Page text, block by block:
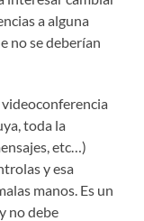
a alguna
no se deberían
toda la
etc…)
y esa
manos. Es un
no debe